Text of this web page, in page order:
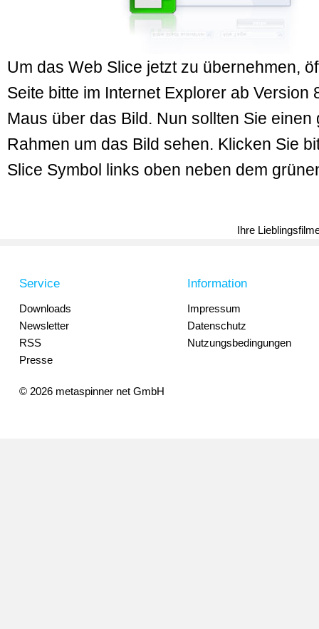
Um das Web Slice jetzt zu übernehmen,
Seite bitte im Internet Explorer ab Version
Maus über das Bild. Nun sollten Sie einen
Rahmen um das Bild sehen. Klicken Sie
Slice Symbol links oben neben dem
Ihre
Service
Downloads
Newsletter
RSS
Presse
Information
Impressum
Datenschutz
Nutzungsbedingungen
© 2026 metaspinner net GmbH